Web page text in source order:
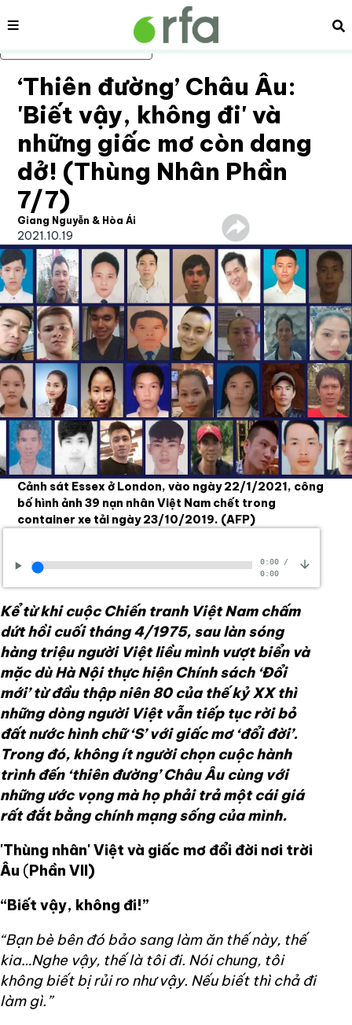
Bỏ qua nội dung chính
Nội dung
‘Thiên đường’ Châu Âu:
'Biết vậy, không đi' và
những giấc mơ còn dang
dở! (Thùng Nhân Phần
7/7)
Giang Nguyễn & Hòa Ái
2021.10.19
Cảnh sát Essex ở London, vào ngày 22/1/2021, công
bố hình ảnh 39 nạn nhân Việt Nam chết trong
container xe tải ngày 23/10/2019. (AFP)
0:00/
0:00
Kể từ khi cuộc Chiến tranh Việt Nam chấm
dứt hồi cuối tháng 4/1975, sau làn sóng
hàng triệu người Việt liều mình vượt biển và
mặc dù Hà Nội thực hiện Chính sách ‘Đổi
mới’ từ đầu thập niên 80 của thế kỷ XX thì
những dòng người Việt vẫn tiếp tục rời bỏ
đất nước hình chữ ‘S’ với giấc mơ ‘đổi đời’.
Trong đó, không ít người chọn cuộc hành
trình đến ‘thiên đường’ Châu Âu cùng với
những ước vọng mà họ phải trả một cái giá
rất đắt bằng chính mạng sống của mình.
'Thùng nhân' Việt và giấc mơ đổi đời nơi trời
Âu (Phần VII)
“Biết vậy, không đi!”
“Bạn bè bên đó bảo sang làm ăn thế này, thế
kia…Nghe vậy, thế là tôi đi. Nói chung, tôi
không biết bị rủi ro như vậy. Nếu biết thì chả đi
làm gì.”